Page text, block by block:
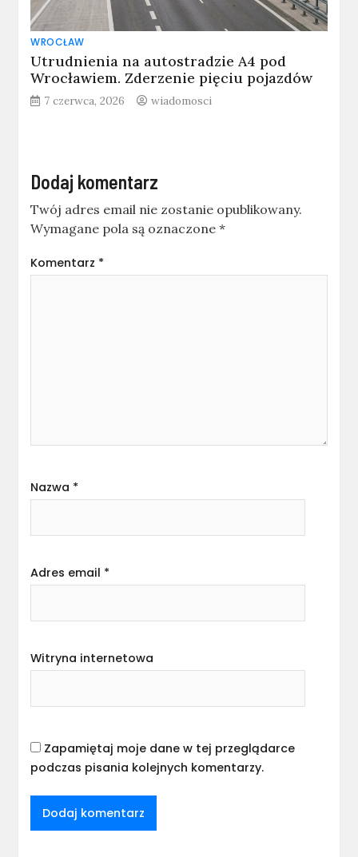
WROCŁAW
Utrudnienia na autostradzie A4 pod
Wrocławiem. Zderzenie pięciu pojazdów
7 czerwca, 2026 wiadomosci
Dodaj komentarz
Twój adres email nie zostanie opublikowany.
Wymagane pola są oznaczone*
Komentarz *
Nazwa *
Adres email *
Witryna internetowa
Zapamiętaj moje dane w tej przeglądarce
podczas pisania kolejnych komentarzy.